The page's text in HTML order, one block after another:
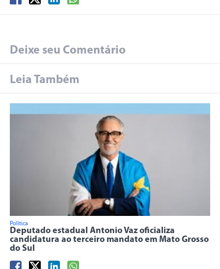
Deixe seu Comentário
Leia Também
Política
Deputado estadual Antonio Vaz oficializa
candidatura ao terceiro mandato em Mato Grosso
do Sul